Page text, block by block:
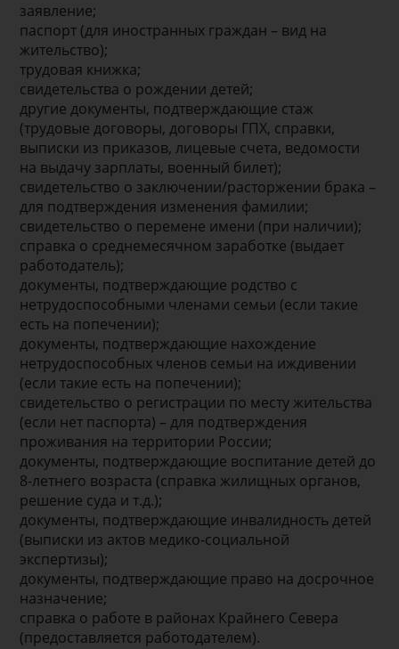
заявление;
паспорт (для иностранных граждан – вид на
жительство);
трудовая книжка;
свидетельства о рождении детей;
другие документы, подтверждающие стаж
(трудовые договоры, договоры ГПХ, справки,
выписки из приказов, лицевые счета, ведомости
на выдачу зарплаты, военный билет);
свидетельство о заключении/расторжении брака –
для подтверждения изменения фамилии;
свидетельство о перемене имени (при наличии);
справка о среднемесячном заработке (выдает
работодатель);
документы, подтверждающие родство с
нетрудоспособными членами семьи (если такие
есть на попечении);
документы, подтверждающие нахождение
нетрудоспособных членов семьи на иждивении
(если такие есть на попечении);
свидетельство о регистрации по месту жительства
(если нет паспорта) – для подтверждения
проживания на территории России;
документы, подтверждающие воспитание детей до
8-летнего возраста (справка жилищных органов,
решение суда и т.д.);
документы, подтверждающие инвалидность детей
(выписки из актов медико-социальной
экспертизы);
документы, подтверждающие право на досрочное
назначение;
справка о работе в районах Крайнего Севера
(предоставляется работодателем).